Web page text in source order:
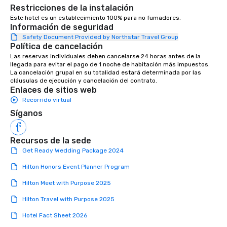
together, and support all wedding
couples throughout our communities.
We’re huge fans of socials and
celebrations where people share
laughter and find joy. From birthdays,
to anniversaries, to graduations and
more, Premiere will bring the basics
you need to the party, and provide the
‘frills’ you want to help realize your
event dreams. If on the other hand,
you’re wanting to ‘get down to
business’, we can handle your wants
and needs equally well. We’re in
value, and we’re proud to say that
proven expertise, rental product
Restricciones de la instalación
Este hotel es un establecimiento 100% para no fumadores.
Información de seguridad
Safety Document Provided by Northstar Travel Group
Política de cancelación
Las reservas individuales deben cancelarse 24 horas antes de la
llegada para evitar el pago de 1 noche de habitación más impuestos.
La cancelación grupal en su totalidad estará determinada por las
cláusulas de ejecución y cancelación del contrato.
Enlaces de sitios web
Recorrido virtual
Síganos
Recursos de la sede
Get Ready Wedding Package 2024
Hilton Honors Event Planner Program
Hilton Meet with Purpose 2025
Hilton Travel with Purpose 2025
Hotel Fact Sheet 2026